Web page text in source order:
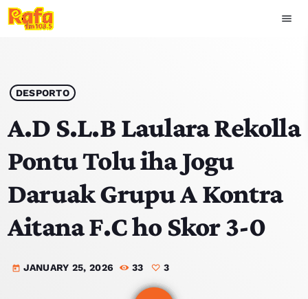
menu
play_arrow OUVIR RAFA
HOME
NOTISIA
EKIPA
TOP 15
DESPORTO
A.D S.L.B Laulara Rekolla
Pontu Tolu iha Jogu
Daruak Grupu A Kontra
Aitana F.C ho Skor 3-0
today JANUARY 25, 2026 33 3